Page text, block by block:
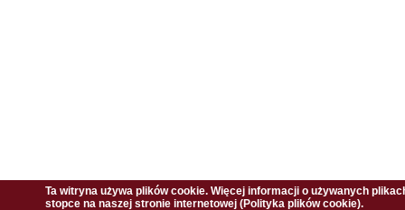
Ta witryna używa plików cookie. Więcej informacji o używanych
stopce na naszej stronie internetowej (Polityka plików cookie).